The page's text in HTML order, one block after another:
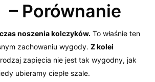
Porównanie
noszenia kolczyków. To właśnie ten
zachowaniu wygody.Z kolei
zapięcia nie jest tak wygodny, jak
ubieramy ciepłe szale.